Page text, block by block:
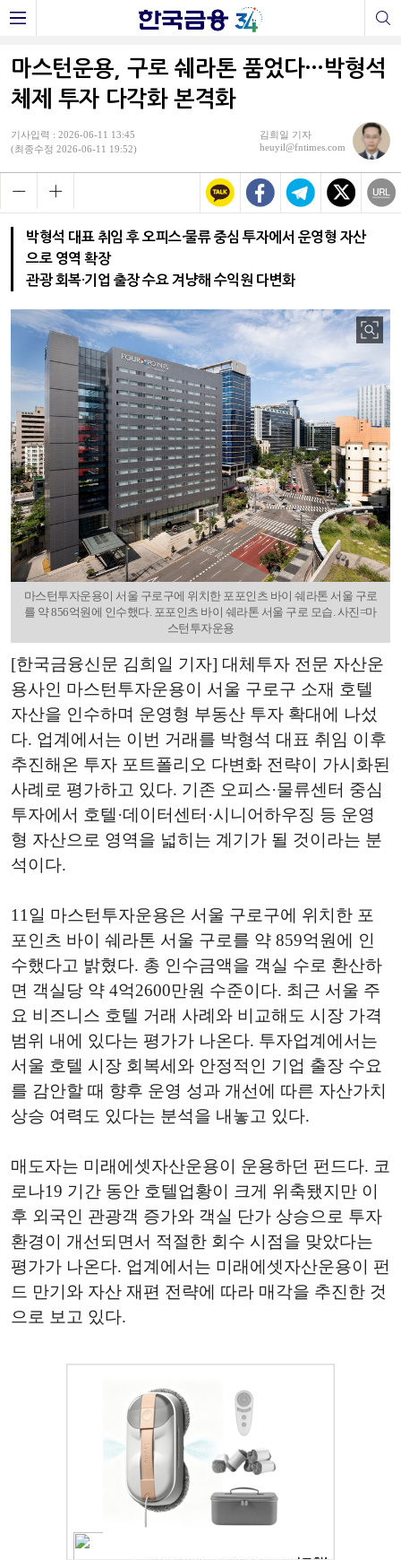
마스턴운용, 구로 쉐라톤 품었다…박형석
체제 투자 다각화 본격화
기사입력 : 2026-06-11 13:45
(최종수정 2026-06-11 19:52)
김희일 기자
heuyil@fntimes.com
박형석 대표 취임 후 오피스·물류 중심 투자에서 운영형 자산
으로 영역 확장
관광 회복·기업 출장 수요 겨냥해 수익원 다변화
마스턴투자운용이 서울 구로구에 위치한 포포인츠 바이 쉐라톤 서울 구로
를 약 856억원에 인수했다. 포포인츠 바이 쉐라톤 서울 구로 모습. 사진=마
스턴투자운용
[한국금융신문 김희일 기자] 대체투자 전문 자산운
용사인 마스턴투자운용이 서울 구로구 소재 호텔
자산을 인수하며 운영형 부동산 투자 확대에 나섰
다. 업계에서는 이번 거래를 박형석 대표 취임 이후
추진해온 투자 포트폴리오 다변화 전략이 가시화된
사례로 평가하고 있다. 기존 오피스·물류센터 중심
투자에서 호텔·데이터센터·시니어하우징 등 운영
형 자산으로 영역을 넓히는 계기가 될 것이라는 분
석이다.
11일 마스턴투자운용은 서울 구로구에 위치한 포
포인츠 바이 쉐라톤 서울 구로를 약 859억원에 인
수했다고 밝혔다. 총 인수금액을 객실 수로 환산하
면 객실당 약 4억2600만원 수준이다. 최근 서울 주
요 비즈니스 호텔 거래 사례와 비교해도 시장 가격
범위 내에 있다는 평가가 나온다. 투자업계에서는
서울 호텔 시장 회복세와 안정적인 기업 출장 수요
를 감안할 때 향후 운영 성과 개선에 따른 자산가치
상승 여력도 있다는 분석을 내놓고 있다.
매도자는 미래에셋자산운용이 운용하던 펀드다. 코
로나19 기간 동안 호텔업황이 크게 위축됐지만 이
후 외국인 관광객 증가와 객실 단가 상승으로 투자
환경이 개선되면서 적절한 회수 시점을 맞았다는
평가가 나온다. 업계에서는 미래에셋자산운용이 펀
드 만기와 자산 재편 전략에 따라 매각을 추진한 것
으로 보고 있다.